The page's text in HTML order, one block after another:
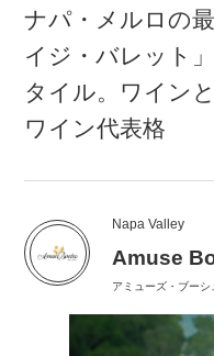
ナパ・メルロの
イジ・バレット
タイル。ワイン
ワイン代表格
Napa Valley
Amuse
アミューズ・ブーシ